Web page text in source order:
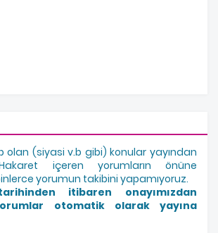
olan (siyasi v.b gibi) konular yayından
Hakaret içeren yorumların önüne
yorumun takibini yapamıyoruz.
itibaren onayımızdan
otomatik olarak yayına